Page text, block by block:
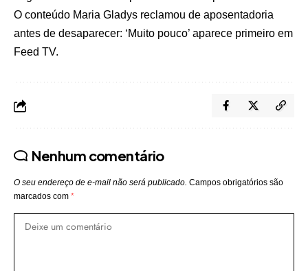
O conteúdo Maria Gladys reclamou de aposentadoria
antes de desaparecer: ‘Muito pouco’ aparece primeiro em
Feed TV.
Nenhum comentário
O seu endereço de e-mail não será publicado. Campos obrigatórios são
marcados com *